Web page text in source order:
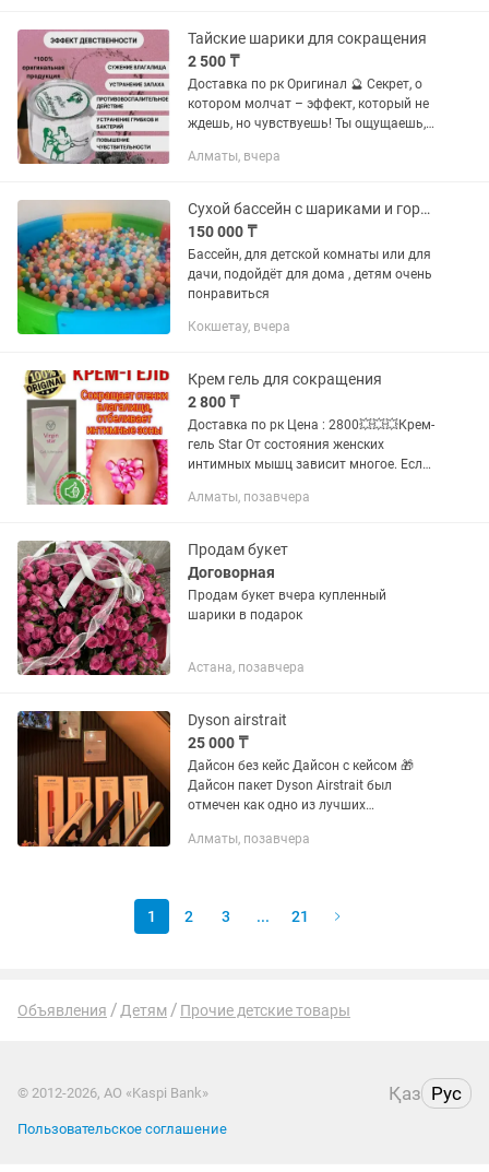
Тайские шарики для сокращения
2 500 ₸
Доставка по рк Оригинал 🔮 Секрет, о
котором молчат – эффект, который не
ждешь, но чувствуешь! Ты ощущаешь,
интимных мышц, появляется сухость,
Алматы, вчера
Сухой бассейн с шариками и горкой
150 000 ₸
Бассейн, для детской комнаты или для
дачи, подойдёт для дома , детям очень
понравиться
Кокшетау, вчера
Крем гель для сокращения
2 800 ₸
Доставка по рк Цена : 2800💥💥💥Крем-
гель Star От состояния женских
интимных мышц зависит многое. Если
самыми разными расстройствами. Но
Алматы, позавчера
Продам букет
Договорная
Продам букет вчера купленный
шарики в подарок
Астана, позавчера
Dyson airstrait
25 000 ₸
Дайсон без кейс Дайсон с кейсом 🎁
Дайсон пакет Dyson Airstrait был
отмечен как одно из лучших
Устройство оснащено 13-лопастным
Алматы, позавчера
1 2 3 ... 21
Объявления Детям Прочие детские товары
© 2012-2026, АО «Kaspi Bank» Қаз Рус
Пользовательское соглашение